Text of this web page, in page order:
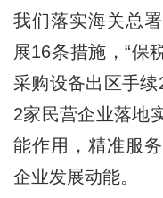
我们落实海关总
展16条措施，“保
采购设备出区手
2家民营企业落地
能作用，精准服
企业发展动能。